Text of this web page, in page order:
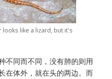
like a lizard, but it's
不同而不同，没有肺的则用
在体外，就在头的两边。而